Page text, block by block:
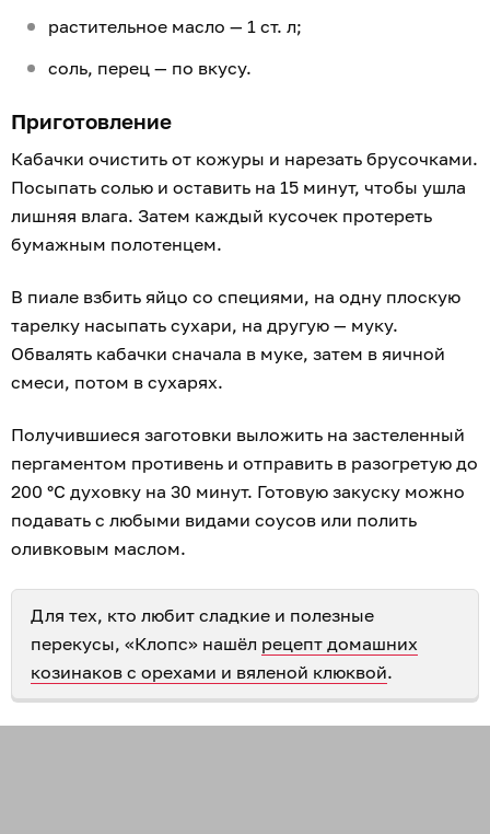
растительное масло — 1 ст. л;
соль, перец — по вкусу.
Приготовление
Кабачки очистить от кожуры и нарезать брусочками.
Посыпать солью и оставить на 15 минут, чтобы ушла
лишняя влага. Затем каждый кусочек протереть
бумажным полотенцем.
В пиале взбить яйцо со специями, на одну плоскую
тарелку насыпать сухари, на другую — муку.
Обвалять кабачки сначала в муке, затем в яичной
смеси, потом в сухарях.
Получившиеся заготовки выложить на застеленный
пергаментом противень и отправить в разогретую до
200 °С духовку на 30 минут. Готовую закуску можно
подавать с любыми видами соусов или полить
оливковым маслом.
Для тех, кто любит сладкие и полезные
перекусы, «Клопс» нашёл рецепт домашних
козинаков с орехами и вяленой клюквой.